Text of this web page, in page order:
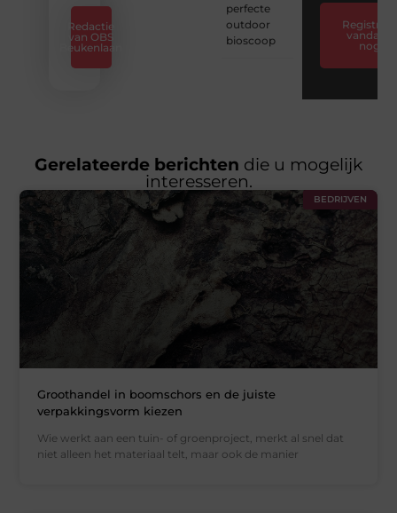
Redactie
van OBS
Beukenlaan
perfecte
outdoor
bioscoop
Registreer
vandaag
nog
Gerelateerde berichten die u mogelijk
interesseren.
BEDRIJVEN
Groothandel in boomschors en de juiste
verpakkingsvorm kiezen
Wie werkt aan een tuin- of groenproject, merkt al snel dat
niet alleen het materiaal telt, maar ook de manier